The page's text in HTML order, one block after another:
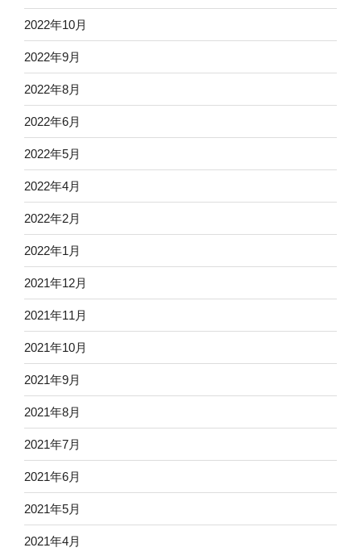
2022年10月
2022年9月
2022年8月
2022年6月
2022年5月
2022年4月
2022年2月
2022年1月
2021年12月
2021年11月
2021年10月
2021年9月
2021年8月
2021年7月
2021年6月
2021年5月
2021年4月